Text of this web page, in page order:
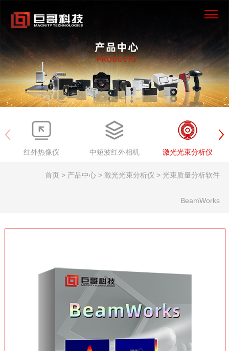
×
首页
产品中心
新闻资讯
在线商城
红外热像仪 中短波红外相机 激光光束分析仪
首页 > 产品中心 > 激光光束分析仪 > 光束质量分析软件
BeamWorks